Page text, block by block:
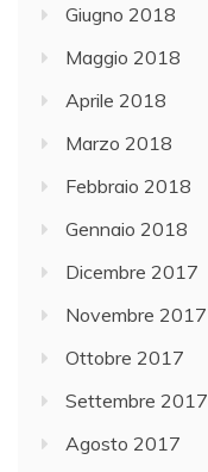
Giugno 2018
Maggio 2018
Aprile 2018
Marzo 2018
Febbraio 2018
Gennaio 2018
Dicembre 2017
Novembre 2017
Ottobre 2017
Settembre 2017
Agosto 2017